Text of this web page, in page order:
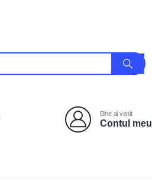
Bine ai venit
Contul meu